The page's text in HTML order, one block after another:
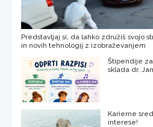
Predstavljaj si, da lahko združiš svojo
in novih tehnologij z izobraževanjem
Štipendije
sklada dr.
Karierne
interese!